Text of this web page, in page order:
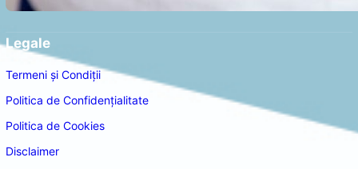
Legale
Termeni și Condiții
Politica de Confidențialitate
Politica de Cookies
Disclaimer